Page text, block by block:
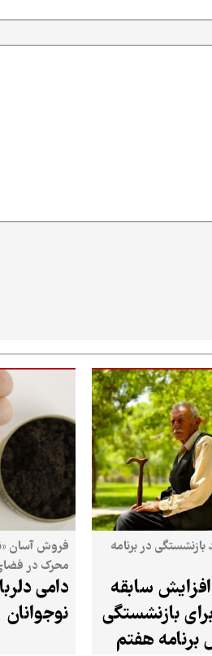
در برنامه
سابقه
بازنشستگی
هفتم
فروش آسان
محرک در
برای کودکان
درآورده است
دامی
نوجوانان